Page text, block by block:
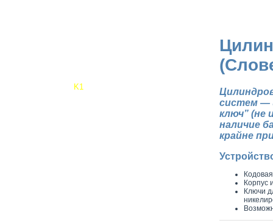
K1
систем —
ключ” (не
наличие
крайне
Корпус
Ключи